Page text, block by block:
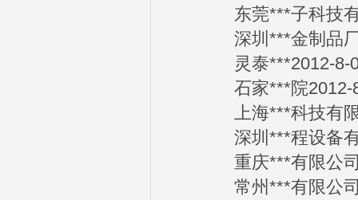
东莞***子科技有
深圳***金制品厂
灵泰***2012-8-
石家***院2012-
上海***科技有限
深圳***程设备有
重庆***有限公司
常州***有限公司